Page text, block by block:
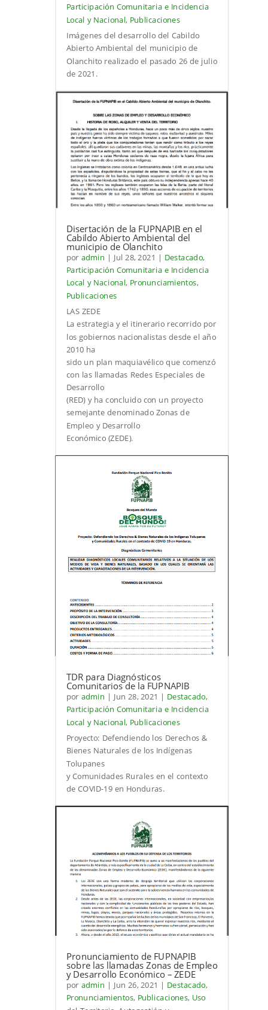
Participación Comunitaria e Incidencia
Local y Nacional, Publicaciones
Imágenes del desarrollo del Cabildo
Abierto Ambiental del municipio de
Olanchito realizado el pasado 26 de julio
de 2021.
Disertación de la FUPNAPIB en el
Cabildo Abierto Ambiental del
municipio de Olanchito
por admin | Jul 28, 2021 | Destacado,
Participación Comunitaria e Incidencia
Local y Nacional, Pronunciamientos,
Publicaciones
LAS ZEDE
La estrategia y el itinerario recorrido por
los gobiernos nacionalistas desde el año
2010 ha
sido un plan maquiavélico que comenzó
con las llamadas Redes Especiales de
Desarrollo
(RED) y ha concluido con un proyecto
semejante denominado Zonas de
Empleo y Desarrollo
Económico (ZEDE).
TDR para Diagnósticos
Comunitarios de la FUPNAPIB
por admin | Jun 28, 2021 | Destacado,
Participación Comunitaria e Incidencia
Local y Nacional, Publicaciones
Proyecto: Defendiendo los Derechos &
Bienes Naturales de los Indígenas
Tolupanes
y Comunidades Rurales en el contexto
de COVID-19 en Honduras.
Pronunciamiento de FUPNAPIB
sobre las llamadas Zonas de Empleo
y Desarrollo Económico – ZEDE
por admin | Jun 26, 2021 | Destacado,
Pronunciamientos, Publicaciones, Uso